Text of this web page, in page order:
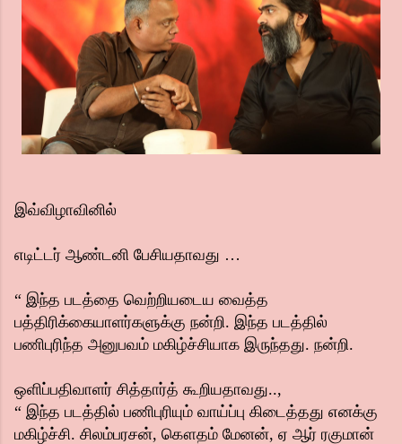
இவ்விழாவினில்
எடிட்டர் ஆண்டனி பேசியதாவது …
“ இந்த படத்தை வெற்றியடைய வைத்த
பத்திரிக்கையாளர்களுக்கு நன்றி. இந்த படத்தில்
பணிபுரிந்த அனுபவம் மகிழ்ச்சியாக இருந்தது. நன்றி.
ஒளிப்பதிவாளர் சித்தார்த் கூறியதாவது..,
“ இந்த படத்தில் பணிபுரியும் வாய்ப்பு கிடைத்தது எனக்கு
மகிழ்ச்சி. சிலம்பரசன், கௌதம் மேனன், ஏ ஆர் ரகுமான்